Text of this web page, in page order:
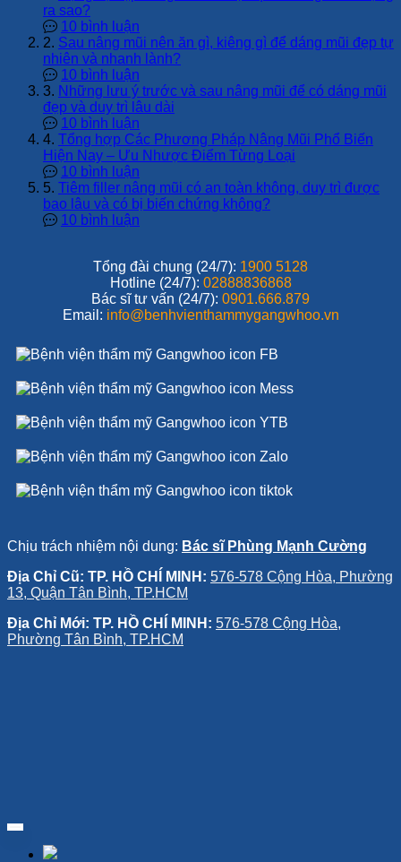
ra sao?
10 bình luận
2. Sau nâng mũi nên ăn gì, kiêng gì để dáng mũi đẹp tự
nhiên và nhanh lành?
10 bình luận
3. Những lưu ý trước và sau nâng mũi để có dáng mũi
đẹp và duy trì lâu dài
10 bình luận
4.
Tổng hợp Các Phương Pháp Nâng Mũi Phổ Biến
Hiện Nay – Ưu Nhược Điểm Từng Loại
10 bình luận
5.
Tiêm filler nâng mũi có an toàn không, duy trì được
bao lâu và có bị biến chứng không?
10 bình luận
Tổng đài chung (24/7): 1900 5128
Hotline (24/7): 02888836868
Bác sĩ tư vấn (24/7): 0901.666.879
Email: info@benhvienthammygangwhoo.vn
Chịu trách nhiệm nội dung: Bác sĩ Phùng Mạnh Cường
Địa Chỉ Cũ: TP. HỒ CHÍ MINH: 576-578 Cộng Hòa, Phường
13, Quận Tân Bình, TP.HCM
Địa Chỉ Mới: TP. HỒ CHÍ MINH: 576-578 Cộng Hòa,
Phường Tân Bình, TP.HCM